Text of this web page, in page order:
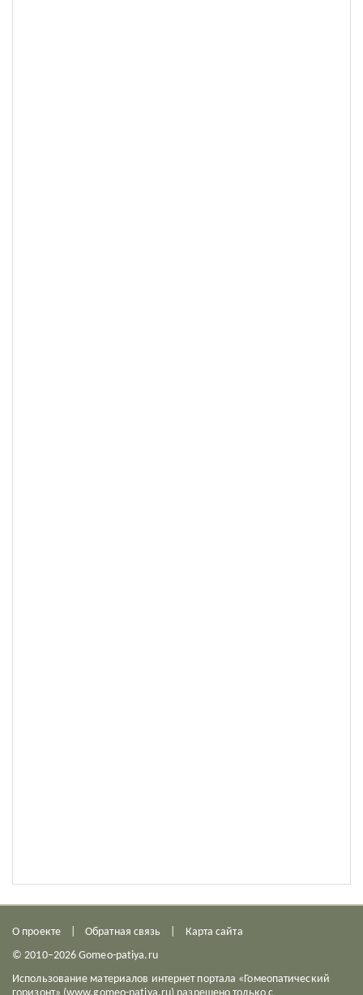
О проекте Обратная связь
Карта сайта
© 2010–2026 Gomeo-patiya.ru
Использование материалов интернет портала «Гомеопатический